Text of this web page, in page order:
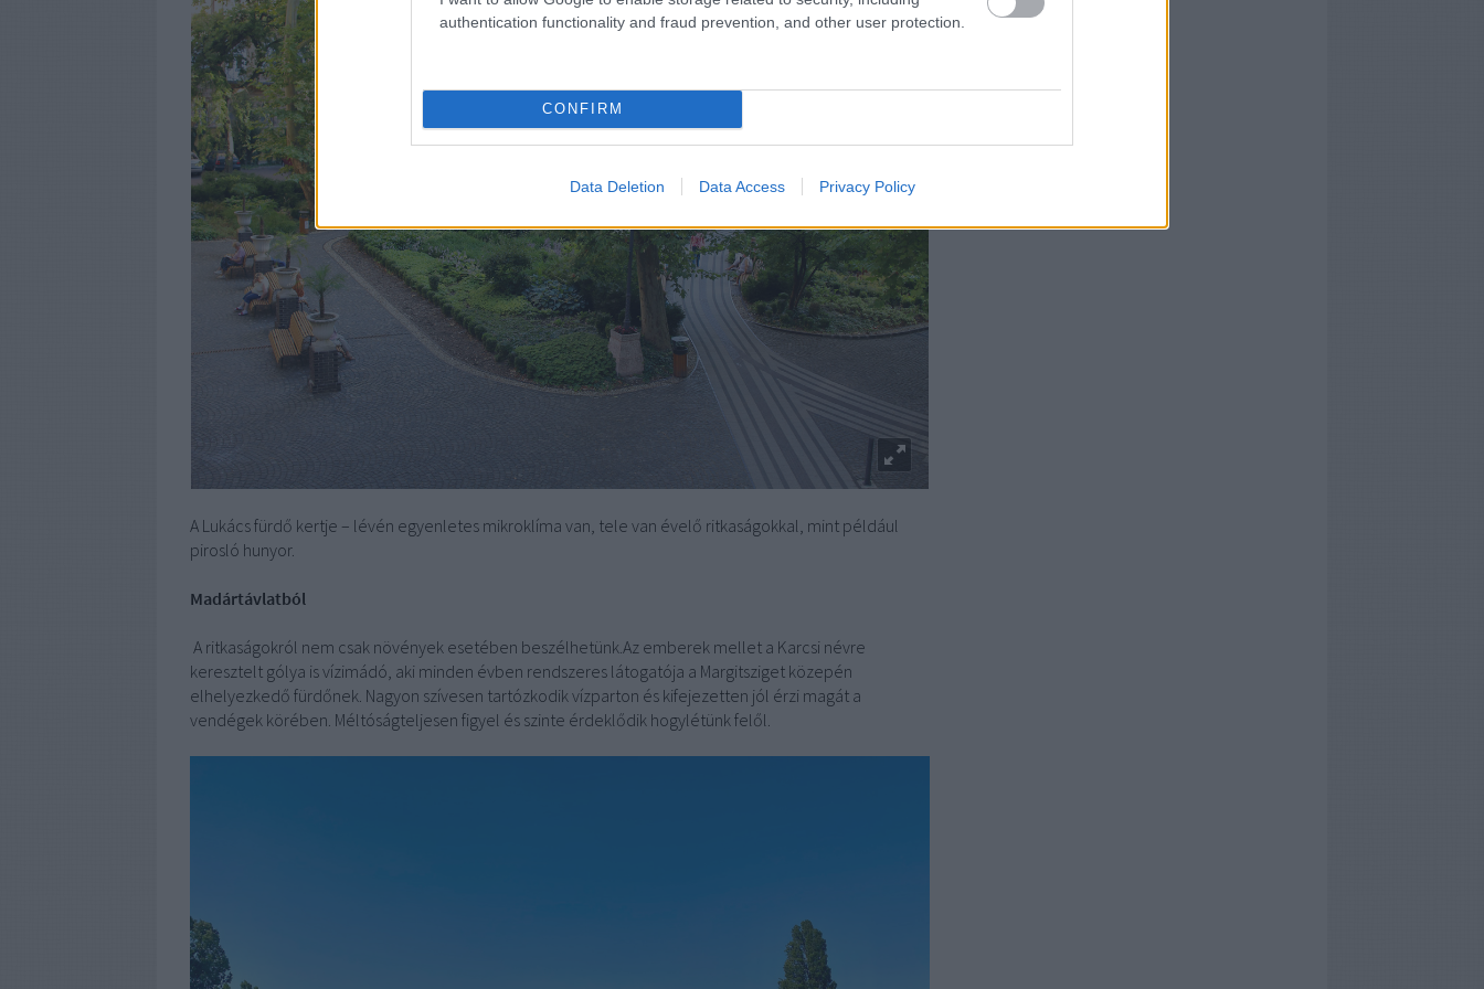
authentication functionality and fraud prevention, and other user protection.
CONFIRM
Data Deletion Data Access Privacy Policy
A Lukács fürdő kertje – lévén egyenletes mikroklíma van, tele van évelő ritkaságokkal, mint például
pirosló hunyor.
Madártávlatból
A ritkaságokról nem csak növények esetében beszélhetünk.Az emberek mellet a Karcsi névre
keresztelt gólya is vízimádó, aki minden évben rendszeres látogatója a Margitsziget közepén
elhelyezkedő fürdőnek. Nagyon szívesen tartózkodik vízparton és kifejezetten jól érzi magát a
vendégek körében. Méltóságteljesen figyel és szinte érdeklődik hogylétünk felől.